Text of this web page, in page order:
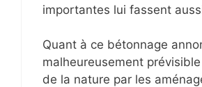
importantes lui fassent
Quant à ce bétonnage
malheureusement
de la nature par les